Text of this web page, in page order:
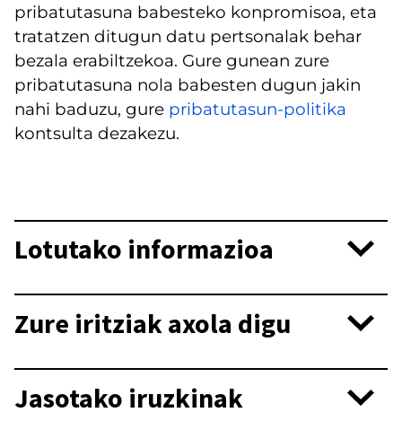
pribatutasuna babesteko konpromisoa, eta
tratatzen ditugun datu pertsonalak behar
bezala erabiltzekoa. Gure gunean zure
pribatutasuna nola babesten dugun jakin
nahi baduzu, gure pribatutasun-politika
kontsulta dezakezu.
Lotutako informazioa
Zure iritziak axola digu
Jasotako iruzkinak